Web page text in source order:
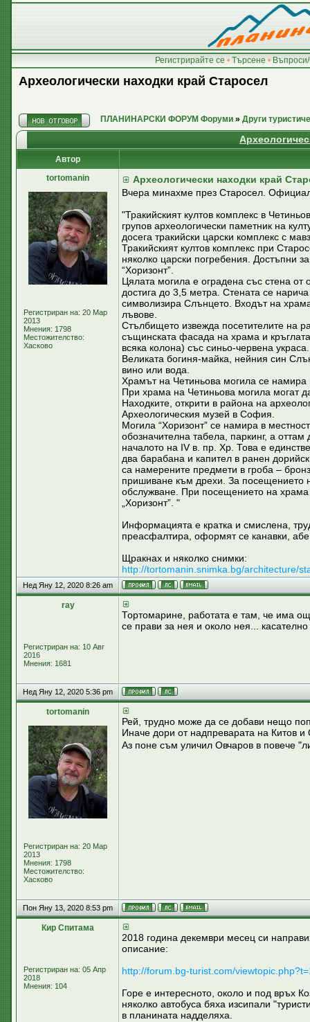
Регистрирайте се • Търсене •
Археологически находки край Старосел
ПЛАНИНАРСКИ ФОРУМ Форуми » Други
Автор
tortomanin
Регистриран на: 20 Мар
2013
Мнения: 1798
Местожителство:
Хасково
Археологически находки край
Вчера минахме през Старосел.
"Тракийският култов комплекс в
групов археологически паметник на
досега тракийски царски комплекс с
Тракийският култов комплекс при
няколко царски погребения. Достъпни
“Хоризонт”.
Цялата могила е оградена със стена
достига до 3,5 метра. Стената се
символизира Слънцето. Входът на
лъвове.
Стълбището извежда посетителите на
същинската фасада на храма и
всяка колона) със синьо-червена
Великата богиня-майка, нейния син
вино или вода.
Храмът на Четиньова могила се
При храма на Четиньова могила могат
Находките, открити в района на
Археологическия музей в София.
Могила “Хоризонт” се намира в
обозначителна табела, паркинг, а
началото на ІV в. пр. Хр. Това е
два барабана и капител в ранен
са намерените предмети в гроба –
пришиване към дрехи. За посещението
обслужване. При посещението на
„Хоризонт”. "
Информацията е кратка и смислена,
преасфалтира, оформят се канавки,
Щракнах и няколко снимки:
http://tortomanin.snimka.bg/architecture/
Нед Яну 12, 2020 8:26 am
ray
Регистриран на: 10 Авг
2016
Мнения: 1681
Тортомарине, работата е там, че има
се прави за нея и около нея...
Нед Яну 12, 2020 5:36 pm
tortomanin
Регистриран на: 20 Мар
2013
Мнения: 1798
Местожителство:
Хасково
Рей, трудно може да се добави нещо
Иначе дори от надпреварата на Китов
Аз поне съм уличил Овчаров в повече
Пон Яну 13, 2020 8:53 pm
Кир Спитама
Регистриран на: 05 Апр
2018
Мнения: 104
2018 година декември месец си
описание:
http://forum.bg-turist.com/
Горе е интересното, около и под връх
няколко автобуса бяха изсипали
в планината надделяха.